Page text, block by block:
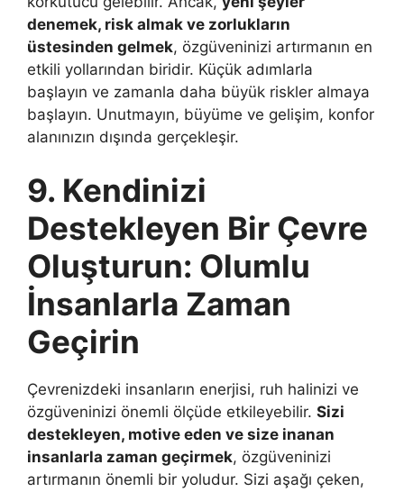
denemek, risk almak ve zorlukların
üstesinden gelmek, özgüveninizi artırmanın en
etkili yollarından biridir. Küçük adımlarla
başlayın ve zamanla daha büyük riskler almaya
başlayın. Unutmayın, büyüme ve gelişim, konfor
alanınızın dışında gerçekleşir.
9. Kendinizi
Destekleyen Bir Çevre
Oluşturun: Olumlu
İnsanlarla Zaman
Geçirin
Çevrenizdeki insanların enerjisi, ruh halinizi ve
özgüveninizi önemli ölçüde etkileyebilir. Sizi
destekleyen, motive eden ve size inanan
insanlarla zaman geçirmek, özgüveninizi
artırmanın önemli bir yoludur. Sizi aşağı çeken,